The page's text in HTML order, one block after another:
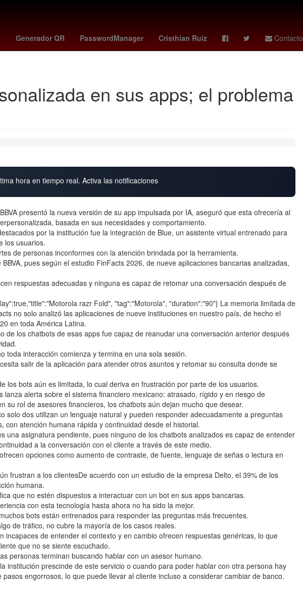
Generador QR PasswordManager Cristhian Ruiz Contacto
Vitoria Guimaraes meghan duquesa de sussex Temporada
Álvaro Uribe
en sus apps; el problema
hora en tiempo real. Activa las notificaciones
presentó la nueva versión de su app impulsada por IA, aseguró que esta ofrecería al
basada en sus necesidades y comportamiento.
por la institución fue la integración de Blue, un asistente virtual entrenado para
los usuarios.
de personas inconformes con la atención brindada por la herramienta.
pues según el estudio FinFacts 2026, de nueve aplicaciones bancarias analizadas,
respuestas adecuadas y ninguna es capaz de retomar una conversación después de
razr Fold", "tag":"Motorola", "duration":"90"} La memoria limitada de
no solo analizó las aplicaciones de nueve instituciones en nuestro país, de hecho el
en toda América Latina.
de los chatbots de esas apps fue capaz de reanudar una conversación anterior después
toda interacción comienza y termina en una sola sesión.
salir de la aplicación para atender otros asuntos y retomar su consulta donde se
los bots aún es limitada, lo cual deriva en frustración por parte de los usuarios.
lanza alerta sobre el sistema financiero mexicano: atrasado, rígido y en riesgo de
su rol de asesores financieros, los chatbots aún dejan mucho que desear.
solo dos utilizan un lenguaje natural y pueden responder adecuadamente a preguntas
con atención humana rápida y continuidad desde el historial.
una asignatura pendiente, pues ninguno de los chatbots analizados es capaz de entender
a la conversación con el cliente a través de este medio.
opciones como aumento de contraste, de fuente, lenguaje de señas o lectura en
frustran a los clientesDe acuerdo con un estudio de la empresa Delto, el 39% de los
humana.
que no estén dispuestos a interactuar con un bot en sus apps bancarias.
con esta tecnología hasta ahora no ha sido la mejor.
bots están entrenados para responder las preguntas más frecuentes.
de tráfico, no cubre la mayoría de los casos reales.
incapaces de entender el contexto y en cambio ofrecen respuestas genéricas, lo que
que no se siente escuchado.
personas terminan buscando hablar con un asesor humano.
institución prescinde de este servicio o cuando para poder hablar con otra persona hay
engorrosos, lo que puede llevar al cliente incluso a considerar cambiar de banco.